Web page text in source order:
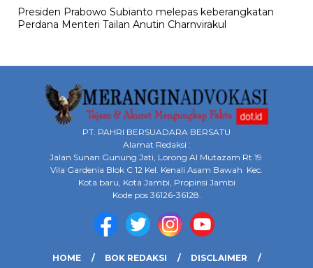
Presiden Prabowo Subianto melepas keberangkatan
Perdana Menteri Tailan Anutin Charnvirakul
PT. PAHRI BERSUADARA BERSATU
Alamat Redaksi :
Jalan Sunan Gunung Jati, Lorong Al Mutazam Rt 19
Vila Gardenia Blok C 12 Kel. Kenali Asam Bawah Kec.
Kota baru, Kota Jambi, Propinsi Jambi
Kode pos 36126-36128.
HOME BOK REDAKSI
DISCLAIMER